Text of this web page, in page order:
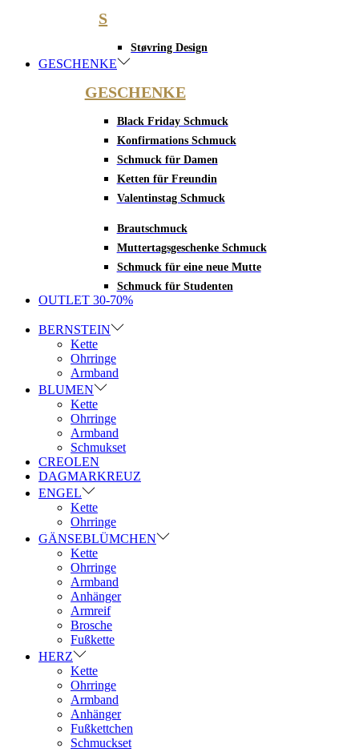
S
Støvring Design
GESCHENKE
GESCHENKE
Black Friday Schmuck
Konfirmations Schmuck
Schmuck für Damen
Ketten für Freundin
Valentinstag Schmuck
Brautschmuck
Muttertagsgeschenke Schmuck
Schmuck für eine neue Mutte
Schmuck für Studenten
OUTLET 30-70%
BERNSTEIN
Kette
Ohrringe
Armband
BLUMEN
Kette
Ohrringe
Armband
Schmukset
CREOLEN
DAGMARKREUZ
ENGEL
Kette
Ohrringe
GÄNSEBLÜMCHEN
Kette
Ohrringe
Armband
Anhänger
Armreif
Brosche
Fußkette
HERZ
Kette
Ohrringe
Armband
Anhänger
Fußkettchen
Schmuckset